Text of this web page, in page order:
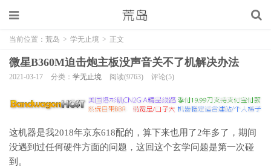
当前位置： 荒岛 > 学无止境 > 正文
微星B360M迫击炮主板没声音关不了机解决办法
2021-03-17 分类： 学无止境 阅读(9763) 评论(5)
这机器是我2018年京东618配的，算下来也用了2年多了，期间
没遇到过任何硬件方面的问题，这回这个玄学问题是第一次碰
到。